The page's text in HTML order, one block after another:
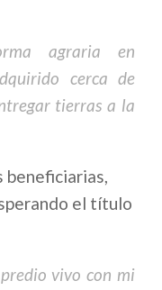
agraria en
cerca de
tierras a la
beneficiarias,
el título
vivo con mi